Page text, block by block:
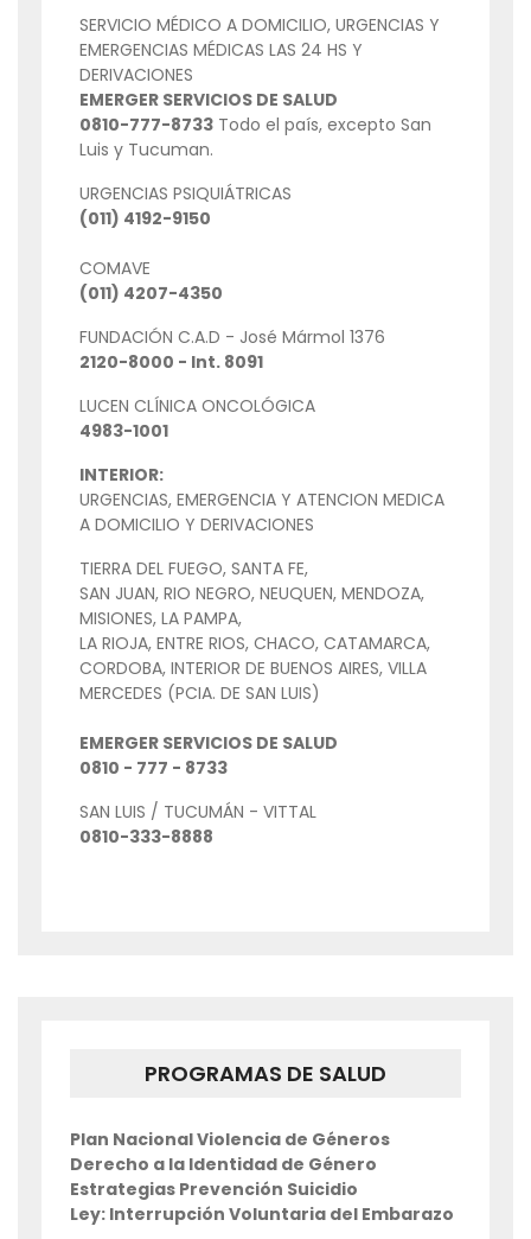
SERVICIO MÉDICO A DOMICILIO, URGENCIAS Y
EMERGENCIAS MÉDICAS LAS 24 HS Y
DERIVACIONES
EMERGER SERVICIOS DE SALUD
0810-777-8733 Todo el país, excepto San
Luis y Tucuman.
URGENCIAS PSIQUIÁTRICAS
(011) 4192-9150
COMAVE
(011) 4207-4350
FUNDACIÓN C.A.D - José Mármol 1376
2120-8000 - Int. 8091
LUCEN CLÍNICA ONCOLÓGICA
4983-1001
INTERIOR:
URGENCIAS, EMERGENCIA Y ATENCION MEDICA
A DOMICILIO Y DERIVACIONES
TIERRA DEL FUEGO, SANTA FE,
SAN JUAN, RIO NEGRO, NEUQUEN, MENDOZA,
MISIONES, LA PAMPA,
LA RIOJA, ENTRE RIOS, CHACO, CATAMARCA,
CORDOBA, INTERIOR DE BUENOS AIRES, VILLA
MERCEDES (PCIA. DE SAN LUIS)
EMERGER SERVICIOS DE SALUD
0810 - 777 - 8733
SAN LUIS / TUCUMÁN - VITTAL
0810-333-8888
PROGRAMAS DE SALUD
Plan Nacional Violencia de Géneros
Derecho a la Identidad de Género
Estrategias Prevención Suicidio
Ley: Interrupción Voluntaria del Embarazo